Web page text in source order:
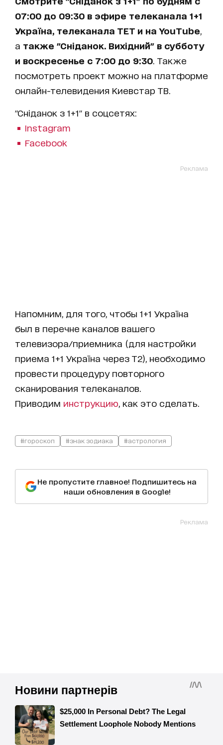
07:00 до 09:30 в эфире телеканала 1+1
Україна, телеканала ТЕТ и на YouTube
а также "Сніданок. Вихідний" в субботу
и воскресенье с 7:00 до 9:30 . Также
посмотреть проект можно на платформе
онлайн-телевидения Киевстар ТВ.
"Сніданок з 1+1" в соцсетях:
Instagram
Facebook
Реклама
Напомним, для того, чтобы 1+1 Україна
был в перечне каналов вашего
телевизора/приемника (для настройки
приема 1+1 Україна через Т2), необходимо
провести процедуру повторного
сканирования телеканалов.
Приводим инструкцию , как это сделать.
#гороскоп #знак зодиака #астрология
Не пропустите главное! Подпишитесь на
наши обновления в Google!
Реклама